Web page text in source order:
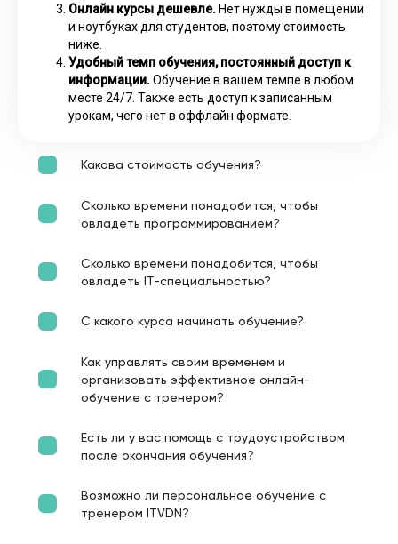
Онлайн курсы дешевле. Нет нужды в помещении
и ноутбуках для студентов, поэтому стоимость
ниже.
Удобный темп обучения, постоянный доступ к
информации. Обучение в вашем темпе в любом
месте 24/7. Также есть доступ к записанным
урокам, чего нет в оффлайн формате.
Какова стоимость обучения?
Сколько времени понадобится, чтобы
овладеть программированием?
Сколько времени понадобится, чтобы
овладеть IT-специальностью?
С какого курса начинать обучение?
Как управлять своим временем и
организовать эффективное онлайн-
обучение с тренером?
Есть ли у вас помощь с трудоустройством
после окончания обучения?
Возможно ли персональное обучение с
тренером ITVDN?